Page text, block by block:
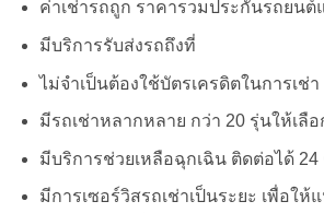
ค่าเช่ารถถูก ราคารวมประกันรถยนต์
มีบริการรับส่งรถถึงที่
ไม่จำเป็นต้องใช้บัตรเครดิตในการเช่า
มีรถเช่าหลากหลาย กว่า 20 รุ่นให้เลือ
มีบริการช่วยเหลือฉุกเฉิน ติดต่อได้ 24
มีการเซอร์วิสรถเช่าเป็นระยะ เพื่อให้